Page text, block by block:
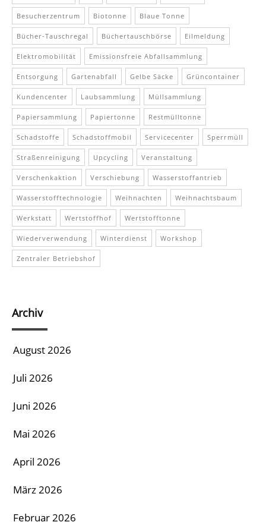
Besucherzentrum Biotonne Blaue Tonne
Bücher-Tauschregal Büchertauschbörse Eilmeldung
Elektromobilität Emissionsfreie Abfallsammlung
Entsorgung Gartenabfall Gelbe Säcke Grüncontainer
Kundencenter Laubsammlung Müllsammlung
Papiersammlung Papiertonne Restmülltonne
Schadstoffe Schadstoffmobil Servicecenter Sperrmüll
Straßenreinigung Upcycling Veranstaltung
Verschenkaktion Verschiebung Wasserstoffantrieb
Wasserstofftechnologie Weihnachten Weihnachtsbaum
Werkstatt Wertstoffhof Wertstofftonne
Wiederverwendung Winterdienst Workshop
Zentraler Betriebshof
Archiv
August 2026
Juli 2026
Juni 2026
Mai 2026
April 2026
März 2026
Februar 2026